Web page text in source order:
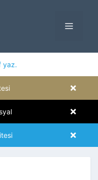
MENÜ
yaz.
×
×
×